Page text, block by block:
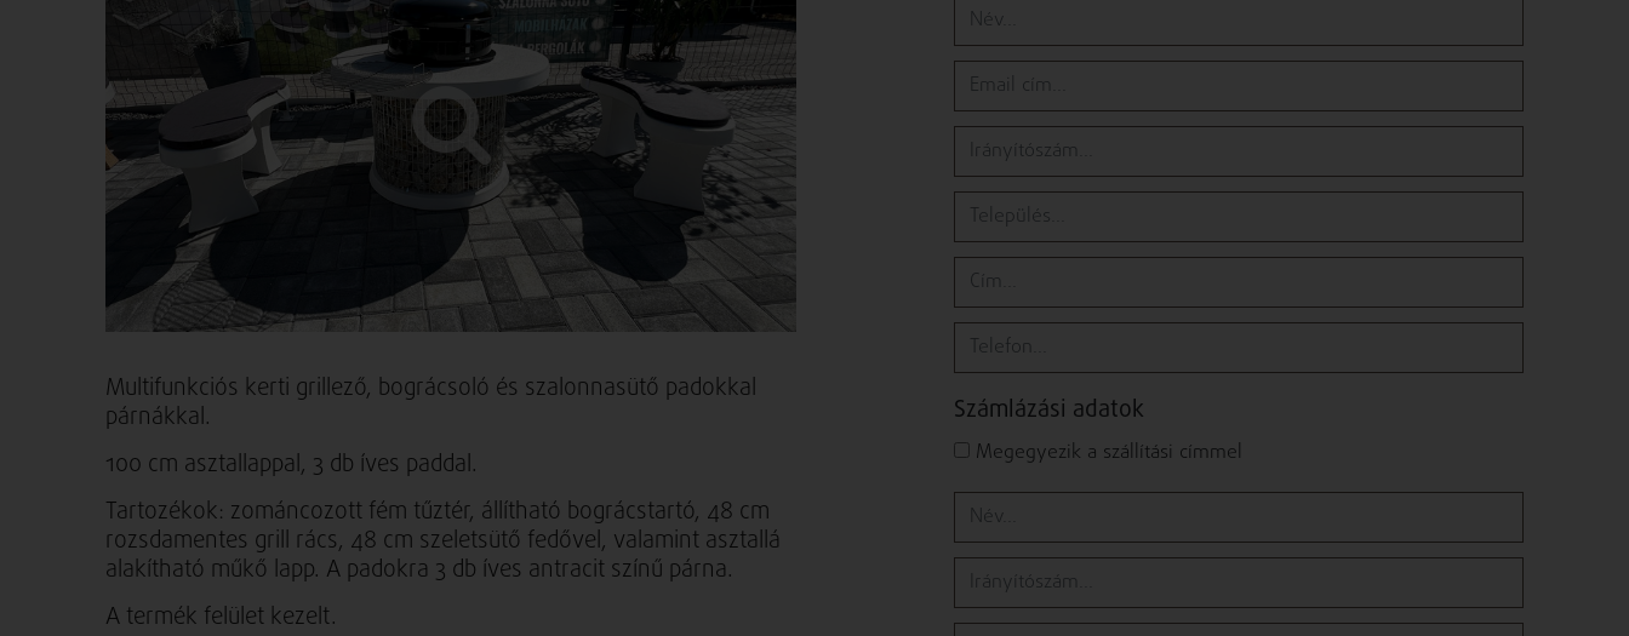
Multifunkciós kerti grillező, bográcsoló és szalonnasütő padokkal
párnákkal.
100 cm asztallappal, 3 db íves paddal.
Tartozékok: zománcozott fém tűztér, állítható bográcstartó, 48 cm
rozsdamentes grill rács, 48 cm szeletsütő fedővel, valamint asztallá
alakítható műkő lapp. A padokra 3 db íves antracit színű párna.
A termék felület kezelt.
Számlázási adatok
Megegyezik a szállítási címmel